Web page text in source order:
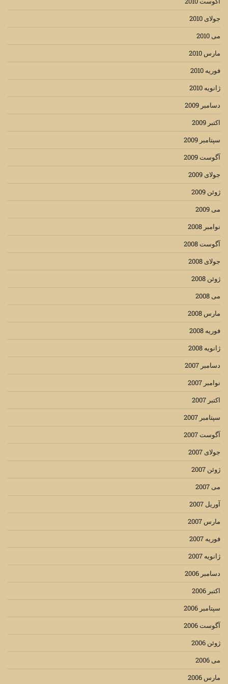
جولای 2010
می 2010
مارس 2010
فوریه 2010
ژانویه 2010
دسامبر 2009
اکتبر 2009
سپتامبر 2009
آگوست 2009
جولای 2009
ژوئن 2009
می 2009
نوامبر 2008
آگوست 2008
جولای 2008
ژوئن 2008
می 2008
مارس 2008
فوریه 2008
ژانویه 2008
دسامبر 2007
نوامبر 2007
اکتبر 2007
سپتامبر 2007
آگوست 2007
جولای 2007
ژوئن 2007
می 2007
آوریل 2007
مارس 2007
فوریه 2007
ژانویه 2007
دسامبر 2006
اکتبر 2006
سپتامبر 2006
آگوست 2006
ژوئن 2006
می 2006
مارس 2006